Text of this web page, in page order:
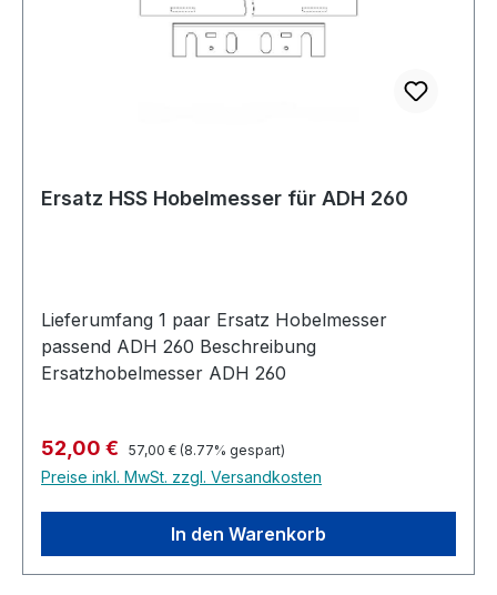
Ersatz HSS Hobelmesser für ADH 260
Lieferumfang 1 paar Ersatz Hobelmesser
passend ADH 260 Beschreibung
Verkaufspreis:
52,00 € Regulärer Preis:
57,00 € (8.77% gespart)
Preise inkl. MwSt. zzgl. Versandkosten
In den Warenkorb